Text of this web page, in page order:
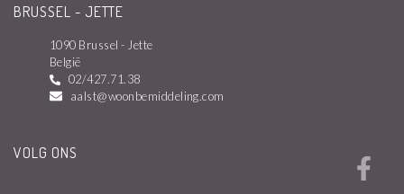
BRUSSEL - JETTE
1090 Brussel - Jette
België
02/427.71.38
aalst@woonbemiddeling.com
VOLG ONS